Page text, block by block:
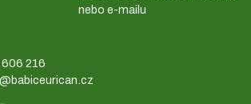
nebo e-mailu
216